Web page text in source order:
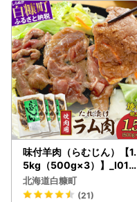
味付羊肉（らむじん）【1.
5kg（500g×3）】_I018
-1749
北海道白糠町
(21)